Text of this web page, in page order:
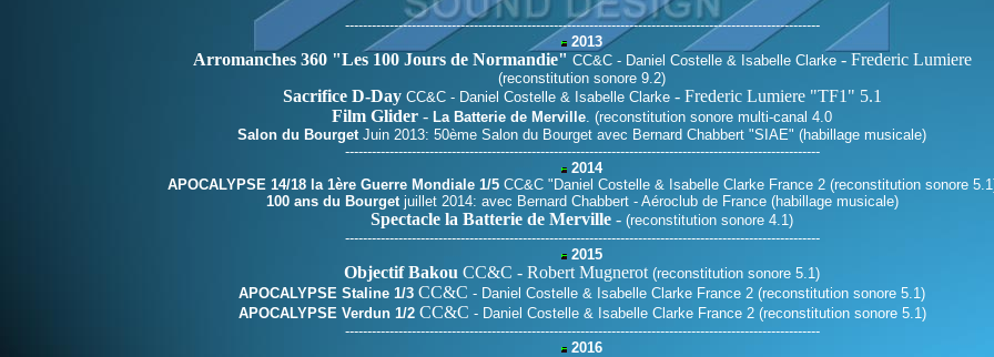
-----------------------------------------------------------------------------------------------------------
2013
Arromanches 360 "Les 100 Jours de Normandie" CC&C - Daniel Costelle & Isabelle Clarke- Frederic Lumiere
(reconstitution sonore 9.2)
Sacrifice D-Day CC&C - Daniel Costelle & Isabelle Clarke- Frederic Lumiere "TF1" 5.1
Film Glider - La Batterie de Merville. (reconstitution sonore multi-canal 4.0
Salon du BourgetJuin 2013: 50ème Salon du Bourget avec Bernard Chabbert "SIAE" (habillage musicale)
-----------------------------------------------------------------------------------------------------------
2014
APOCALYPSE 14/18 la 1ère Guerre Mondiale 1/5CC&C "Daniel Costelle & Isabelle Clarke France 2 (reconstitution sonore
100 ans du Bourgetjuillet 2014: avec Bernard Chabbert - Aéroclub de France (habillage musicale)
Spectacle la Batterie de Merville - (reconstitution sonore 4.1)
-----------------------------------------------------------------------------------------------------------
2015
Objectif Bakou CC&C - Robert Mugnerot (reconstitution sonore 5.1)
APOCALYPSE Staline 1/3 CC&C - Daniel Costelle & Isabelle Clarke France 2 (reconstitution sonore 5.1)
APOCALYPSE Verdun 1/2 CC&C - Daniel Costelle & Isabelle Clarke France 2 (reconstitution sonore 5.1)
-----------------------------------------------------------------------------------------------------------
2016